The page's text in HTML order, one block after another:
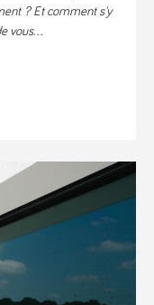
? Et comment s'y
vous...